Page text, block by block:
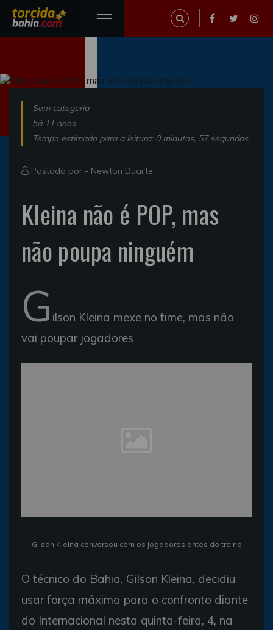
Sem categoria
há 11 anos
Tempo estimado para a leitura: 0 minutos, 57 segundos.
Postado por - Newton Duarte
Kleina não é POP, mas
não poupa ninguém
G ilson Kleina mexe no time, mas não
vai poupar jogadores
Gilson Kleina conversou com os jogadores antes do treino
O técnico do Bahia, Gilson Kleina, decidiu
usar força máxima para o confronto diante
do Internacional nesta quinta-feira, 4, na